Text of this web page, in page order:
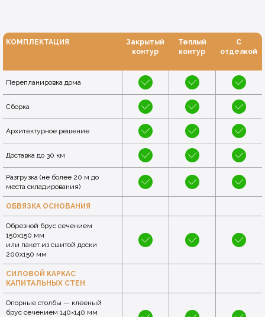
КОМПЛЕКТАЦИЯ
Закрытый
контур
Теплый
контур
С
отделкой
Перепланировка дома
Сборка
Архитектурное решение
Доставка до 30 км
Разгрузка (не более 20 м до
места складирования)
ОБВЯЗКА ОСНОВАНИЯ
Обрезной брус сечением
150x150 мм
или пакет из сшитой доски
200х150 мм
СИЛОВОЙ КАРКАС
КАПИТАЛЬНЫХ СТЕН
Опорные столбы — клееный
брус сечением 140×140 мм